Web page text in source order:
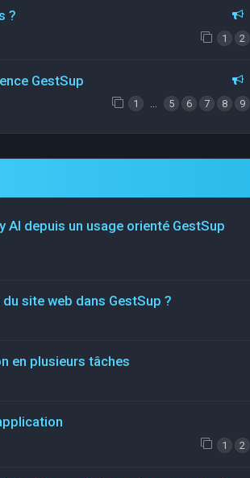
?
1 2
GestSup
1 … 5 6 7 8 9
AI depuis un usage orienté GestSup
site web dans GestSup ?
en plusieurs tâches
1 2